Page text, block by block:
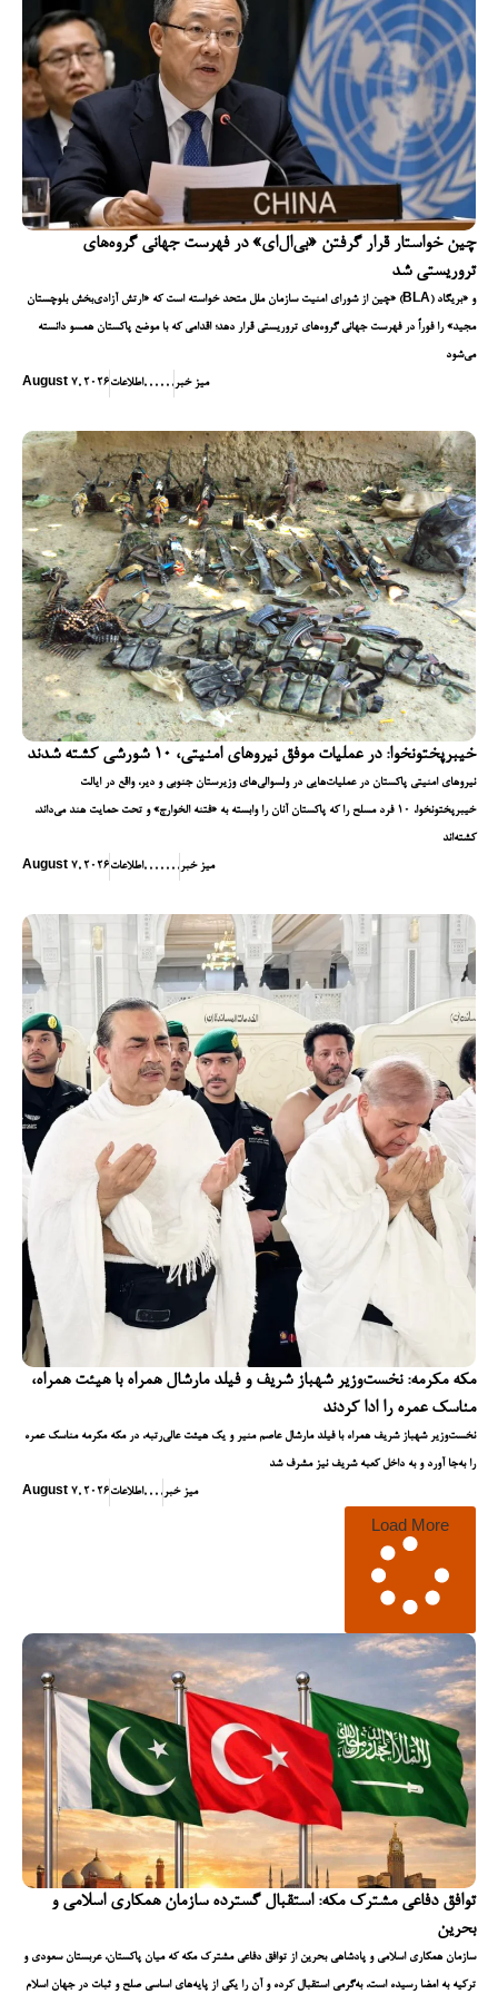
توافق دفاعی مشترک مکه: استقبال گسترده سازمان همکاری اسلامی و
بحرین
سازمان همکاری اسلامی و پادشاهی بحرین از توافق دفاعی مشترک مکه که میان پاکستان، عربستان سعودی و
ترکیه به امضا رسیده است، به‌گرمی استقبال کرده و آن را یکی از پایه‌های اساسی صلح و ثبات در جهان اسلام
چین خواستار قرار گرفتن «بی‌ال‌ای» در فهرست جهانی گروه‌های
تروریستی شد
چین از شورای امنیت سازمان ملل متحد خواسته است که «ارتش آزادی‌بخش بلوچستان» (BLA) و «بریگاد
مجید» را فوراً در فهرست جهانی گروه‌های تروریستی قرار دهد؛ اقدامی که با موضع پاکستان همسو دانسته
می‌شود
August 7, 2026اطلاعات, , , , , , میز خبر
خیبرپختونخوا: در عملیات موفق نیروهای امنیتی، ۱۰ شورشی کشته شدند
نیروهای امنیتی پاکستان در عملیات‌هایی در ولسوالی‌های وزیرستان جنوبی و دیر، واقع در ایالت
خیبرپختونخوا، ۱۰ فرد مسلح را که پاکستان آنان را وابسته به «فتنه الخوارج» و تحت حمایت هند می‌داند،
کشته‌اند
August 7, 2026اطلاعات, , , , , , , میز خبر
مکه مکرمه: نخست‌وزیر شهباز شریف و فیلد مارشال همراه با هیئت همراه،
مناسک عمره را ادا کردند
نخست‌وزیر شهباز شریف همراه با فیلد مارشال عاصم منیر و یک هیئت عالی‌رتبه، در مکه مکرمه مناسک عمره
را به‌جا آورد و به داخل کعبه شریف نیز مشرف شد
August 7, 2026اطلاعات, , , , میز خبر
Load More